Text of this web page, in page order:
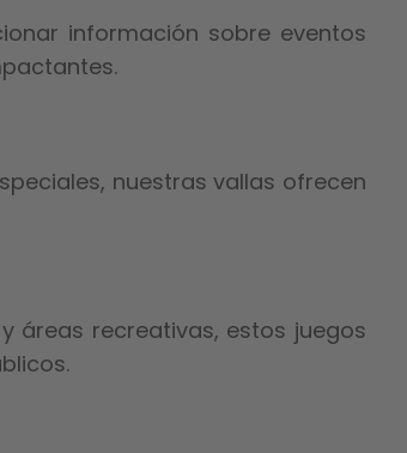
información sobre eventos
nuestras vallas ofrecen
áreas recreativas, estos juegos